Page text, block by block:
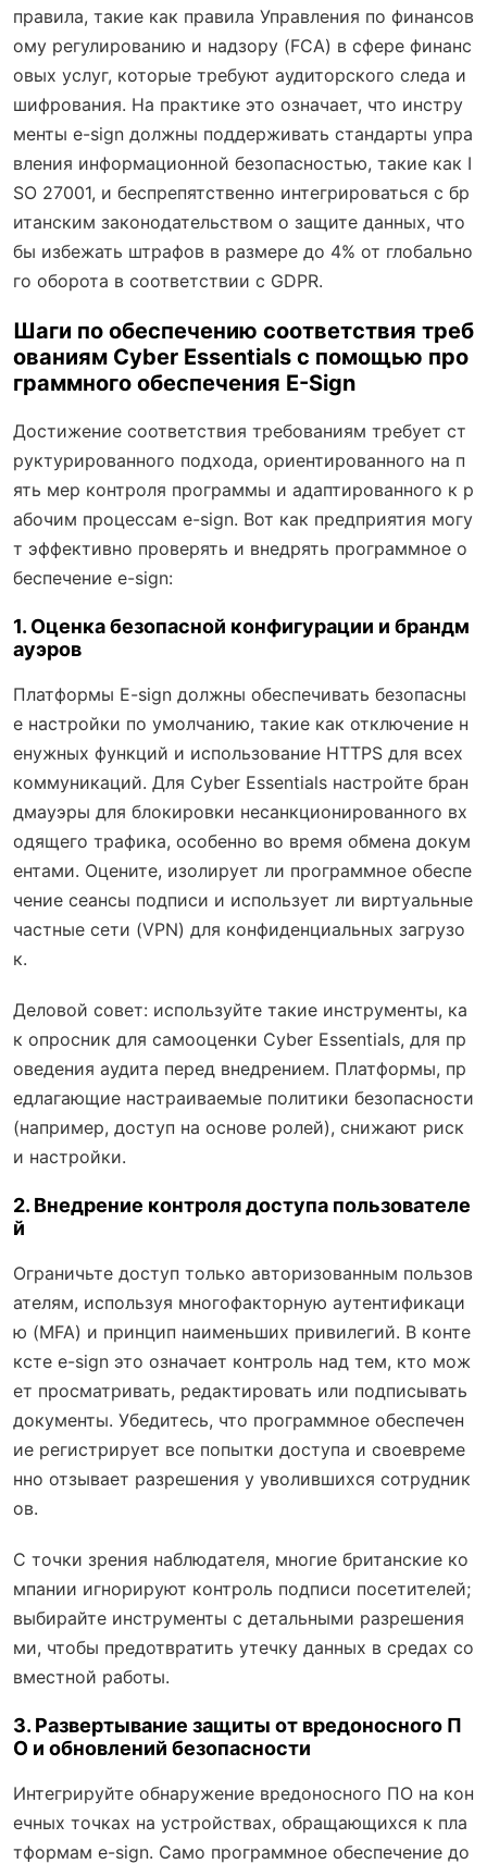
правила, такие как правила Управления по финансов
ому регулированию и надзору (FCA) в сфере финанс
овых услуг, которые требуют аудиторского следа и
шифрования. На практике это означает, что инстру
менты e-sign должны поддерживать стандарты упра
вления информационной безопасностью, такие как I
SO 27001, и беспрепятственно интегрироваться с бр
итанским законодательством о защите данных, что
бы избежать штрафов в размере до 4% от глобально
го оборота в соответствии с GDPR.
Шаги по обеспечению соответствия треб
ованиям Cyber Essentials с помощью про
граммного обеспечения E-Sign
Достижение соответствия требованиям требует ст
руктурированного подхода, ориентированного на п
ять мер контроля программы и адаптированного к р
абочим процессам e-sign. Вот как предприятия могу
т эффективно проверять и внедрять программное о
беспечение e-sign:
1. Оценка безопасной конфигурации и брандм
ауэров
Платформы E-sign должны обеспечивать безопасны
е настройки по умолчанию, такие как отключение н
енужных функций и использование HTTPS для всех
коммуникаций. Для Cyber Essentials настройте бран
дмауэры для блокировки несанкционированного вх
одящего трафика, особенно во время обмена докум
ентами. Оцените, изолирует ли программное обеспе
чение сеансы подписи и использует ли виртуальные
частные сети (VPN) для конфиденциальных загрузо
к.
Деловой совет: используйте такие инструменты, ка
к опросник для самооценки Cyber Essentials, для пр
оведения аудита перед внедрением. Платформы, пр
едлагающие настраиваемые политики безопасности
(например, доступ на основе ролей), снижают риск
и настройки.
2. Внедрение контроля доступа пользователе
й
Ограничьте доступ только авторизованным пользов
ателям, используя многофакторную аутентификаци
ю (MFA) и принцип наименьших привилегий. В конте
ксте e-sign это означает контроль над тем, кто мож
ет просматривать, редактировать или подписывать
документы. Убедитесь, что программное обеспечен
ие регистрирует все попытки доступа и своевреме
нно отзывает разрешения у уволившихся сотрудник
ов.
С точки зрения наблюдателя, многие британские ко
мпании игнорируют контроль подписи посетителей;
выбирайте инструменты с детальными разрешения
ми, чтобы предотвратить утечку данных в средах со
вместной работы.
3. Развертывание защиты от вредоносного П
О и обновлений безопасности
Интегрируйте обнаружение вредоносного ПО на кон
ечных точках на устройствах, обращающихся к пла
тформам e-sign. Само программное обеспечение до